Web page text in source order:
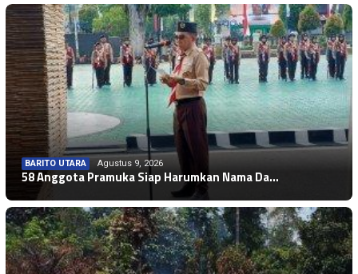
BARITO UTARA Agustus 9, 2026
58 Anggota Pramuka Siap Harumkan Nama Da…